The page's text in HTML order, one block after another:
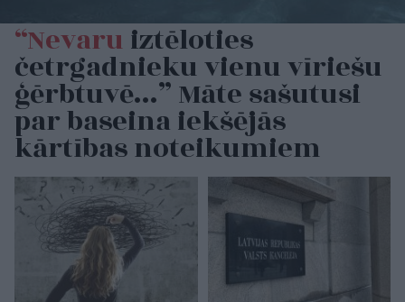
“Nevaruiztēloties
četrgadnieku vienu vīriešu
ģērbtuvē…” Māte sašutusi
par baseina iekšējās
kārtības noteikumiem